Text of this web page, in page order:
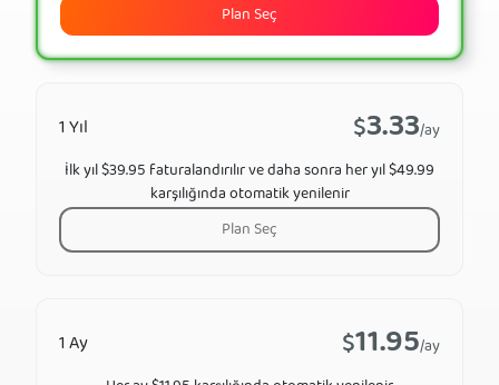
1 Ay $11.95/ay
Plan Seç
1 Yıl $3.33/ay
İlk yıl $39.95 faturalandırılır ve daha sonra her yıl $49.99
karşılığında otomatik yenilenir
Plan Seç